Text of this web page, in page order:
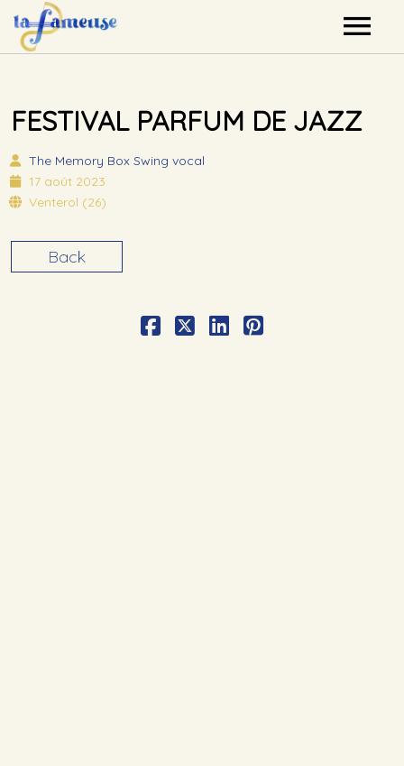
Agenda
Label
FESTIVAL PARFUM DE JAZZ
The Memory Box Swing vocal
17 août 2023
Venterol (26)
Back